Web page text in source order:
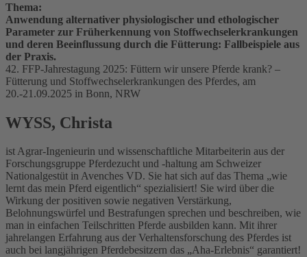
Thema:
Anwendung alternativer physiologischer und ethologischer
Parameter zur Früherkennung von Stoffwechselerkrankungen
und deren Beeinflussung durch die Fütterung: Fallbeispiele aus
der Praxis.
42. FFP-Jahrestagung 2025: Füttern wir unsere Pferde krank? –
Fütterung und Stoffwechselerkrankungen des Pferdes, am
20.-21.09.2025 in Bonn, NRW
WYSS, Christa
ist Agrar-Ingenieurin und wissenschaftliche Mitarbeiterin aus der
Forschungsgruppe Pferdezucht und -haltung am Schweizer
Nationalgestüt in Avenches VD. Sie hat sich auf das Thema „wie
lernt das mein Pferd eigentlich“ spezialisiert! Sie wird über die
Wirkung der positiven sowie negativen Verstärkung,
Belohnungswürfel und Bestrafungen sprechen und beschreiben, wie
man in einfachen Teilschritten Pferde ausbilden kann. Mit ihrer
jahrelangen Erfahrung aus der Verhaltensforschung des Pferdes ist
auch bei langjährigen Pferdebesitzern das „Aha-Erlebnis“ garantiert!